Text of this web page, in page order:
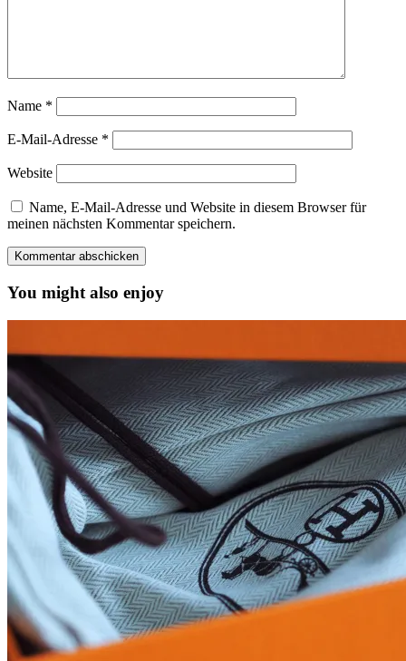
Name *
E-Mail-Adresse *
Website
Name, E-Mail-Adresse und Website in diesem Browser für
meinen nächsten Kommentar speichern.
You might also enjoy